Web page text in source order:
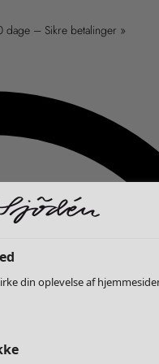
– Sikre betalinger »
din oplevelse af